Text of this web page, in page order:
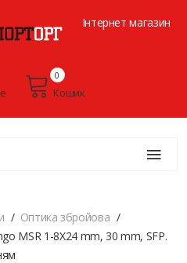
Інтернет магазин
Кошик
0
Оптика збройова
MSR 1-8X24 mm, 30 mm, SFP.